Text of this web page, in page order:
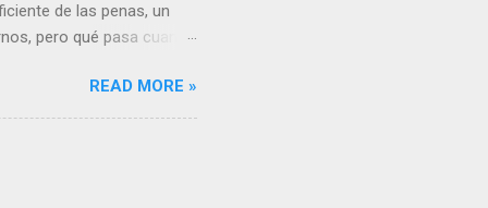
de las penas, un
pero qué pasa cuando
READ MORE »